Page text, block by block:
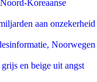
Koreaanse
aan onzekerheid
Noorwegen
en beige uit angst